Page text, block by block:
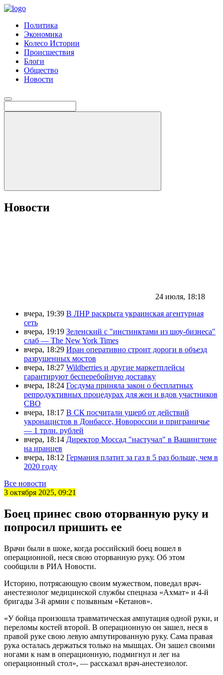
Политика
Экономика
Колесо Истории
Происшествия
Блоги
Общество
Новости
Новости
24 июля, 18:18
вчера, 19:39 В ЛНР раскрыта украинская агентурная
сеть
вчера, 19:19 Зеленский с "инстинктами из шоу-бизнеса"
слаб — The New York Times
вчера, 18:29 Иран оперативно строит дороги в объезд
разрушенных мостов
вчера, 18:27 Wildberries и другие маркетплейсы
гарантируют бесперебойную доставку
вчера, 18:24 Госдума приняла закон о бесплатных
репродуктивных процедурах для жен и вдов участников
СВО
вчера, 18:17 В СК посчитали ущерб от действий
укронацистов в Донбассе, Новороссии и приграничье
— 1 трлн. рублей
вчера, 18:14 Директор Моссад "настучал" в Вашингтоне
на иранцев
вчера, 18:12 Германия платит за газ в 5 раз больше, чем в
2020 году
Все новости
3 октября 2025, 09:21
Боец принес свою оторванную руку и
попросил пришить ее
Врачи были в шоке, когда российский боец вошел в
операционной, неся свою оторванную руку. Об этом
сообщили в РИА Новости.
Историю, потрясающую своим мужеством, поведал врач-
анестезиолог медицинской службы спецназа «Ахмат» и 4-й
бригады 3-й армии с позывным «Кетанов».
«У бойца произошла травматическая ампутация одной руки, и
переломы костей второй. В операционную он зашел, неся в
правой руке свою левую ампутированную руку. Сама правая
рука осталась держаться только на мышцах. Он зашел своими
ногами к нам в операционную, подмигнул и лег на
операционный стол», — рассказал врач-анестезиолог.